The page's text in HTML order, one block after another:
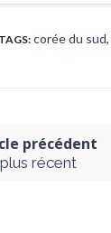
TAGS: corée du sud,
précédent
récent